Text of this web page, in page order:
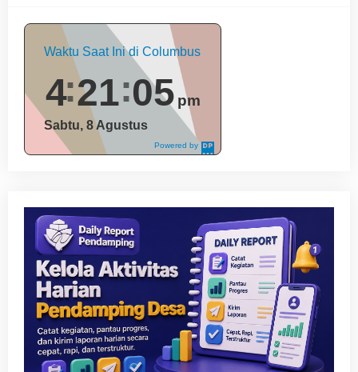
Powered by
DaysPedia.c
Waktu Saat Ini di Columbus
4 21 06 pm
Sabtu, 8 Agustus